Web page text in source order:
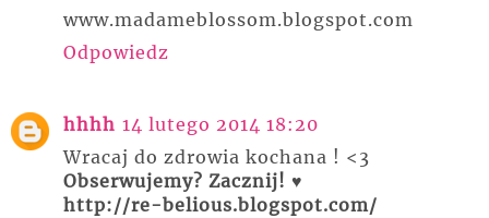
www.madameblossom.blogspot.com
Odpowiedz
hhhh 14 lutego 2014 18:20
Wracaj do zdrowia kochana ! <3
Obserwujemy? Zacznij! ♥
http://re-belious.blogspot.com/